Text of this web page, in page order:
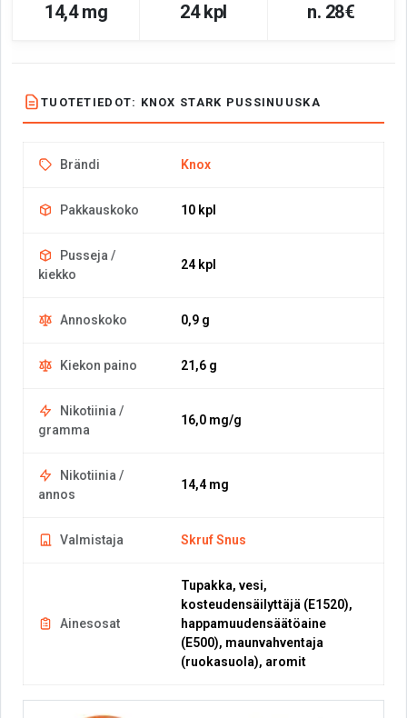
14,4 mg 24 kpl n. 28€
TUOTETIEDOT: KNOX STARK PUSSINUUSKA
Brändi Knox
Pakkauskoko 10 kpl
Pusseja /
kiekko
24 kpl
Annoskoko 0,9 g
Kiekon paino 21,6 g
Nikotiinia /
gramma
16,0 mg/g
Nikotiinia /
annos
14,4 mg
Valmistaja Skruf Snus
Ainesosat
Tupakka, vesi,
kosteudensäilyttäjä (E1520),
happamuudensäätöaine
(E500), maunvahventaja
(ruokasuola), aromit